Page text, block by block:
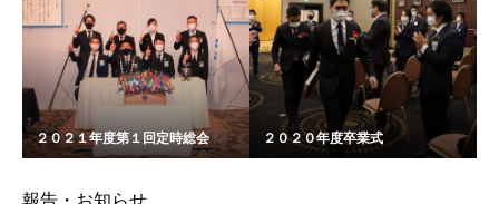
２０２１年度第１回定時総会 ２０２０年度卒業式
報告・お知らせ